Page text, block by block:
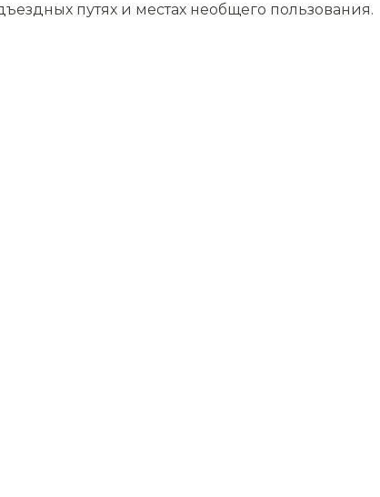
путях и местах необщего пользования.